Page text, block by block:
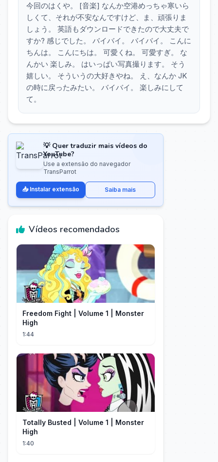
今回のはくや。 [音楽] なんか空港めっちゃ寒いら
しくて、それが不安なんですけど、ま、頑張りま
しょう。 英語もダウンロードできたので大丈夫で
すか? 感じでした。 バイバイ。 バイバイ。 こんに
ちんは。 こんにちは。 可愛くね。 可愛すぎ。 な
んかい 楽しみ。 はいっぱい写真撮ります。 そう
嬉しい。 そういうの大好きやね。 え、なんか JK
の時に戻ったみたい。 バイバイ。 楽しみにして
て。
💡 Quer traduzir mais vídeos do
YouTube?
Use a extensão do navegador
TransParrot
📥 Instalar extensão Saiba mais
Vídeos recomendados
Freedom Fight | Volume 1 | Monster
High
1:44
Totally Busted | Volume 1 | Monster
High
1:40